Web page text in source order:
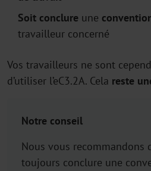
Soit conclure une
travailleur concerné
Vos travailleurs ne sont
d’utiliser l’eC3.2A. Cela reste
Notre conseil
Nous vous recommandons
toujours conclure une